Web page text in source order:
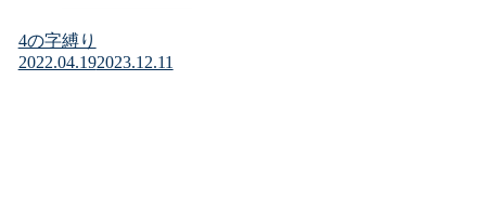
4の字縛り
2022.04.192023.12.11